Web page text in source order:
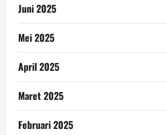
Juni 2025
Mei 2025
April 2025
Maret 2025
Februari 2025